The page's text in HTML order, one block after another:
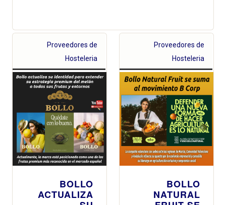
Proveedores de
Hosteleria
BOLLO
ACTUALIZA
Proveedores de
Hosteleria
BOLLO
NATURAL